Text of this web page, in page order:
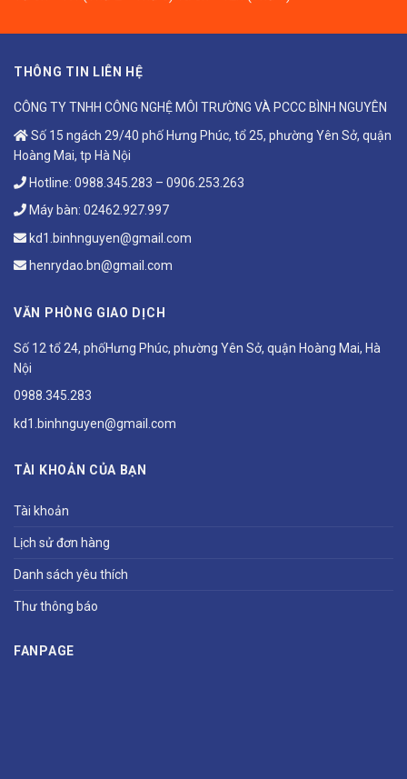
THÔNG TIN LIÊN HỆ
CÔNG TY TNHH CÔNG NGHỆ MÔI TRƯỜNG VÀ PCCC BÌNH NGUYÊN
Số 15 ngách 29/40 phố Hưng Phúc, tổ 25, phường Yên Sở, quận
Hoàng Mai, tp Hà Nội
Hotline: 0988.345.283 – 0906.253.263
Máy bàn: 02462.927.997
kd1.binhnguyen@gmail.com
henrydao.bn@gmail.com
VĂN PHÒNG GIAO DỊCH
Số 12 tổ 24, phốHưng Phúc, phường Yên Sở, quận Hoàng Mai, Hà
Nội
0988.345.283
kd1.binhnguyen@gmail.com
TÀI KHOẢN CỦA BẠN
Tài khoản
Lịch sử đơn hàng
Danh sách yêu thích
Thư thông báo
FANPAGE